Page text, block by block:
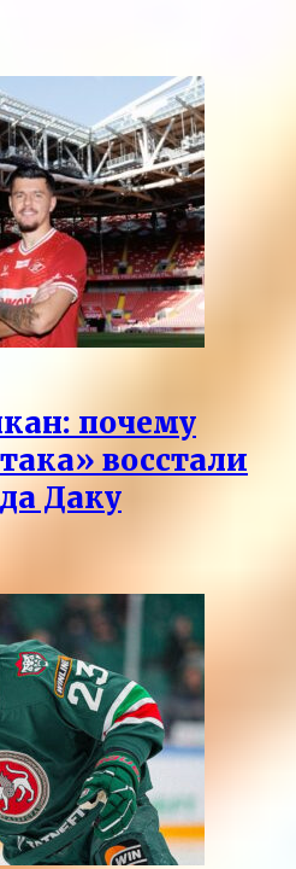
почему
восстали
Даку